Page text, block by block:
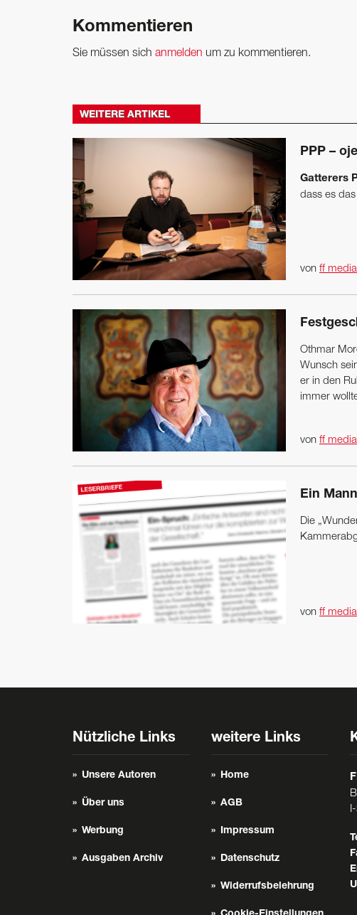
Kommentieren
Sie müssen sich anmelden um zu kommentieren.
WEITERE ARTIKEL
PPP –
Gatterers
dass es
von ff media
Othmar
Wunsch
er in den
immer
von ff media
Ein
Die
von ff media
Nützliche Links
Unsere Autoren
Über uns
Werbung
Ausgaben Archiv
weitere Links
Home
AGB
Impressum
Datenschutz
Widerrufsbelehrung